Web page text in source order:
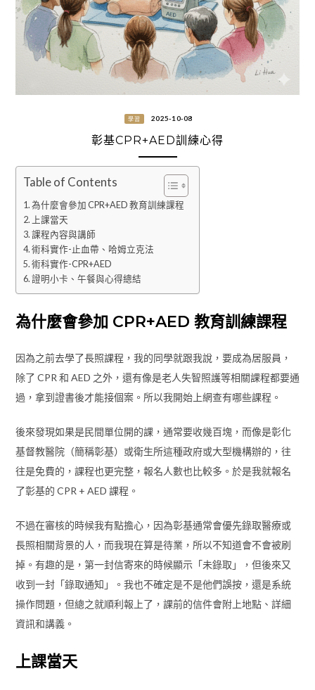
學習 2025-10-08
彰基CPR+AED訓練心得
Table of Contents
為什麼會參加 CPR+AED 教育訓練課程
上課當天
課程內容與講師
術科實作-止血帶、哈姆立克法
術科實作-CPR+AED
證明小卡、午餐與心得總結
為什麼會參加 CPR+AED 教育訓練課程
因為之前去學了長照課程，我的同學就跟我說，要成為居服員，
除了 CPR 和 AED 之外，還有像是老人失智照護等相關課程都要通
過，拿到證書後才能接個案。所以我開始上網查有哪些課程。
後來發現如果是民間單位開的課，通常要收幾百塊，而像是彰化
基督教醫院（簡稱彰基）或衛生所這種政府或大型機構辦的，往
往是免費的，課程也更完整，報名人數也比較多。於是我就報名
了彰基的 CPR + AED 課程。
不過在審核的時候我有點擔心，因為彰基通常會優先錄取醫療或
長照相關背景的人，而我現在算是待業，所以不知道會不會被刷
掉。有趣的是，第一封信寄來的時候顯示「未錄取」，但後來又
收到一封「錄取通知」。我也不確定是不是他們誤按，還是系統
操作問題，但總之就順利報上了，課前的信件會附上地點、詳細
資訊和講義。
上課當天